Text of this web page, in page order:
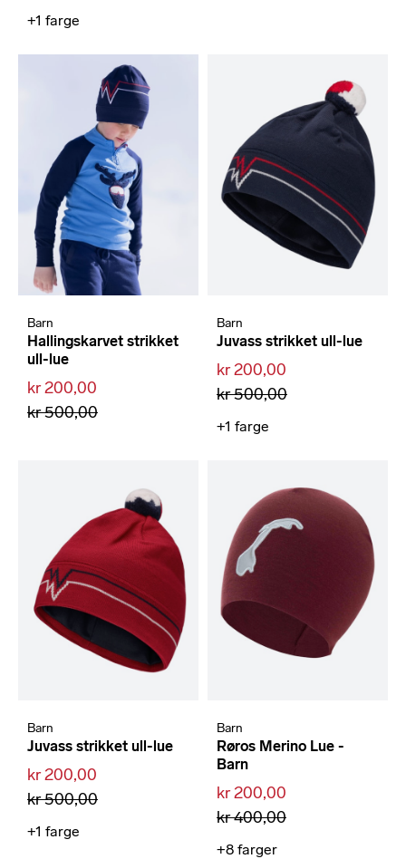
+1 farge
Barn
Hallingskarvet strikket
ull-lue
kr 200,00
kr 500,00
Barn
Juvass strikket ull-lue
kr 200,00
kr 500,00
+1 farge
Barn
Juvass strikket ull-lue
kr 200,00
kr 500,00
+1 farge
Barn
Røros Merino Lue -
Barn
kr 200,00
kr 400,00
+8 farger